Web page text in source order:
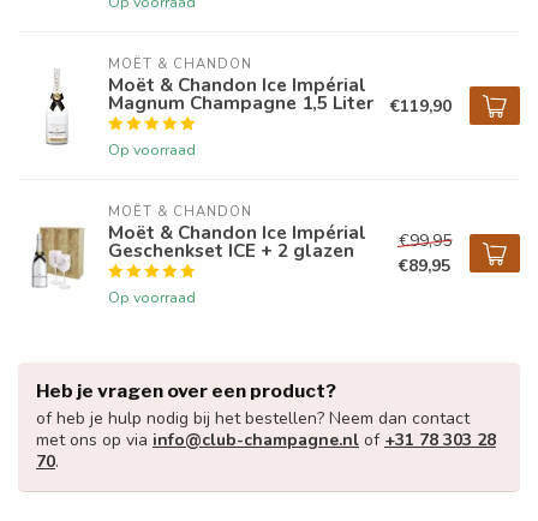
MOËT & CHANDON
Moët & Chandon Ice Impérial
Magnum Champagne 1,5 Liter
Op voorraad
€119,90
MOËT & CHANDON
Moët & Chandon Ice Impérial
Geschenkset ICE + 2 glazen
Op voorraad
€99,95
€89,95
Heb je vragen over een product?
of heb je hulp nodig bij het bestellen? Neem dan contact
met ons op via info@club-champagne.nl of +31 78 303 28
70.